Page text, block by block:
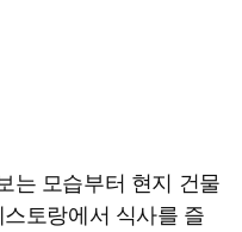
는 모습부터 현지 건물
토랑에서 식사를 즐